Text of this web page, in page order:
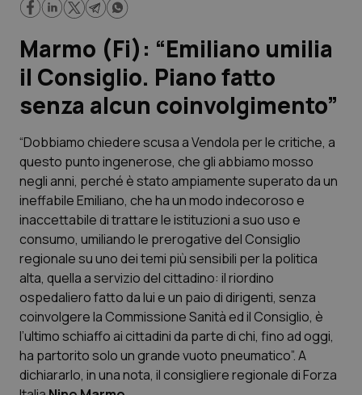
Governo e Parlamento
Regioni e Asl
Lavoro e Professioni
Scienza e Farmaci
Studi e Analisi
Lettere al direttore
Edizioni Regionali
QS Pro
Professionisti Sanitari.AI
Marmo (Fi): “Emiliano umilia
il Consiglio. Piano fatto
senza alcun coinvolgimento”
“Dobbiamo chiedere scusa a Vendola per le critiche, a
questo punto ingenerose, che gli abbiamo mosso
negli anni, perché è stato ampiamente superato da un
ineffabile Emiliano, che ha un modo indecoroso e
inaccettabile di trattare le istituzioni a suo uso e
consumo, umiliando le prerogative del Consiglio
regionale su uno dei temi più sensibili per la politica
alta, quella a servizio del cittadino: il riordino
ospedaliero fatto da lui e un paio di dirigenti, senza
coinvolgere la Commissione Sanità ed il Consiglio, è
l’ultimo schiaffo ai cittadini da parte di chi, fino ad oggi,
ha partorito solo un grande vuoto pneumatico”. A
dichiararlo, in una nota, il consigliere regionale di Forza